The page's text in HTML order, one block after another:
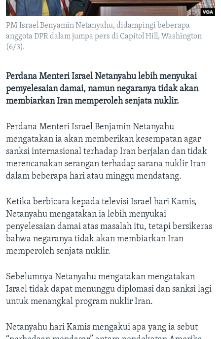
PM Israel Benyamin Netanyahu, didampingi beberapa
anggota DPR dalam jumpa pers di Capitol Hill, Washington
(6/3).
Perdana Menteri Israel Netanyahu lebih menyukai
pemyelesaian damai, namun negaranya tidak akan
membiarkan Iran memperoleh senjata nuklir.
Perdana Menteri Israel Benjamin Netanyahu
mengatakan ia akan memberikan kesempatan agar
sanksi internasional terhadap Iran berjalan dan tidak
merencanakan serangan terhadap sarana nuklir Iran
dalam beberapa hari atau minggu mendatang.
Ketika berbicara kepada televisi Israel hari Kamis,
Netanyahu mengatakan ia lebih menyukai
penyelesaian damai atas masalah itu, tetapi bersikeras
bahwa negaranya tidak akan membiarkan Iran
memperoleh senjata nuklir.
Sebelumnya Netanyahu mengatakan mengatakan
Israel tidak dapat menunggu diplomasi dan sanksi lagi
untuk menangkal program nuklir Iran.
Netanyahu hari Kamis mengakui apa yang ia sebut